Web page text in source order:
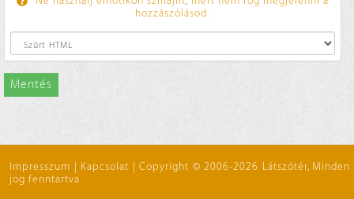
hozzászólásod.
Mentés
Impresszum Kapcsolat
Copyright © 2006-2026 Látszótér, Minden
jog fenntartva